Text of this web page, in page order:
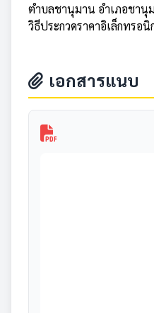
ตำบลชานุมาน อำเภอชานุ
วิธีประกวดราคาอิเล็กทรอนิ
เอกสารแนบ